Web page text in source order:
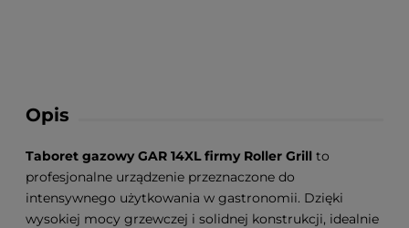
Opis
Taboret gazowy GAR 14XL firmy Roller Grill to
profesjonalne urządzenie przeznaczone do
intensywnego użytkowania w gastronomii. Dzięki
wysokiej mocy grzewczej i solidnej konstrukcji, idealnie